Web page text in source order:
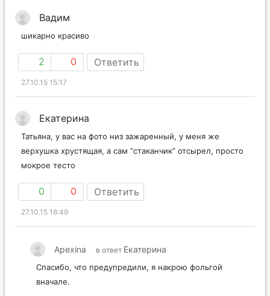
Вадим
шикарно красиво
2 0 Ответить
27.10.15 15:17
Екатерина
Татьяна, у вас на фото низ зажаренный, у меня же
верхушка хрустящая, а сам “стаканчик” отсырел, просто
мокрое тесто
0 0 Ответить
27.10.15 18:49
Apexina в ответ Екатерина
Спасибо, что предупредили, я накрою фольгой
вначале.